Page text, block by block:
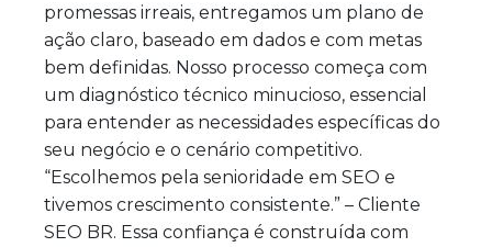
promessas irreais, entregamos um plano de
ação claro, baseado em dados e com metas
bem definidas. Nosso processo começa com
um diagnóstico técnico minucioso, essencial
para entender as necessidades específicas do
seu negócio e o cenário competitivo.
“Escolhemos pela senioridade em SEO e
tivemos crescimento consistente.” – Cliente
SEO BR. Essa confiança é construída com